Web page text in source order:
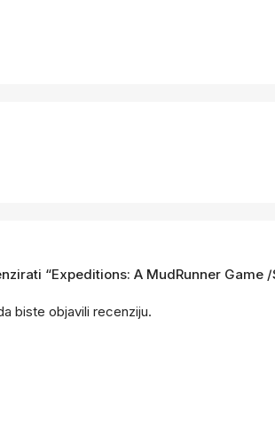
“Expeditions: A MudRunner Game
biste objavili recenziju.